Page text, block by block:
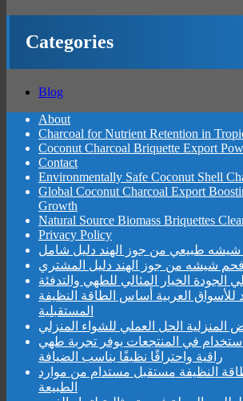
Categories
Blog
About
Charcoal for Nutrient Retention in
Coconut Charcoal Briquette Export
Contact
Environmentally Safe Coconut Shell
Global Coconut Charcoal Export
Growth
Natural Source Biomass Briquettes
Privacy Policy
طبيعي من جوز الهند دليل شامل
شيشه من جوز الهند دليل المشتري
الجودة الخيار المثالي للطهي والتدفئة
للأسواق العربية أساس الطاقة النظيفة
المستقبلية
المنزلية الحل العملي للشواء المنزلي
في المنتجعات يوفر تجربة طهي
راقية واحتراقًا نظيفًا يناسب الضيافة
النظيفة مستقبل مستدام من موارد
الطبيعة